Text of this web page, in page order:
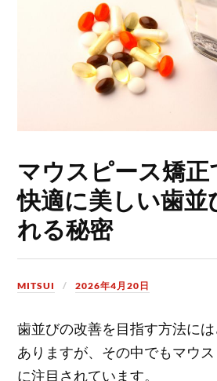
マウスピース矯
快適に美しい歯並
れる秘密
MITSUI 2026年4月20日
歯並びの改善を目指す方法に
ありますが、その中でもマウ
に注目されています。